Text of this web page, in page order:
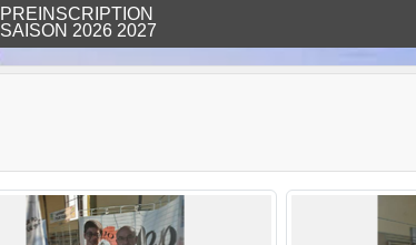
PREINSCRIPTION
SAISON 2026 2027